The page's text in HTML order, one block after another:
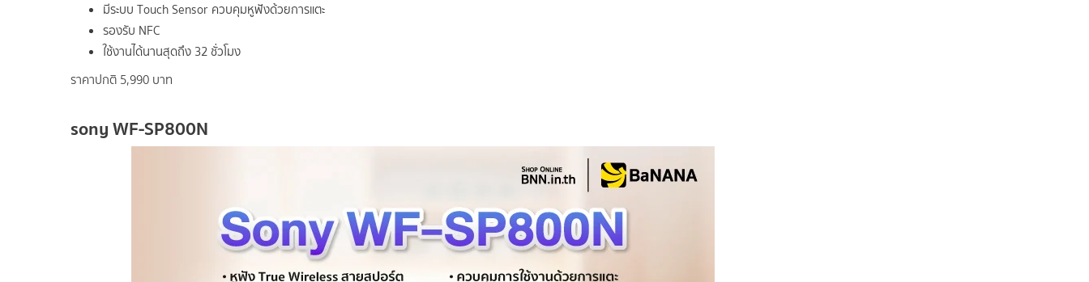
มีระบบ Touch Sensor ควบคุมหูฟังด้วยการแตะ
รองรับ NFC
ใช้งานได้นานสุดถึง 32 ชั่วโมง
ราคาปกติ 5,990 บาท
sony WF-SP800N